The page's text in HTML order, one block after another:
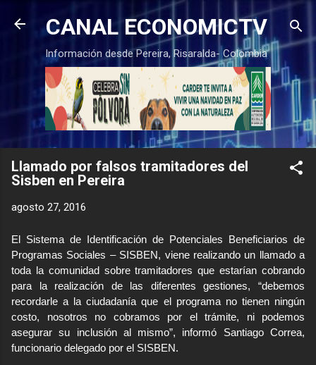
Ir al contenido principal
CANAL ECONOMICTV
Información desde Pereira, Risaralda- Colombia
Llamado por falsos tramitadores del
Sisben en Pereira
agosto 27, 2016
El Sistema de Identificación de Potenciales Beneficiarios de
Programas Sociales – SISBEN, viene realizando un llamado a
toda la comunidadsobre tramitadores que estarían cobrando
para la realización de las diferentes gestiones, “debemos
recordarle a la ciudadanía que el programa no tienen ningún
costo, nosotros no cobramos por el trámite, ni podemos
asegurar su inclusión al mismo”, informó Santiago Correa,
funcionario delegado por el SISBEN.